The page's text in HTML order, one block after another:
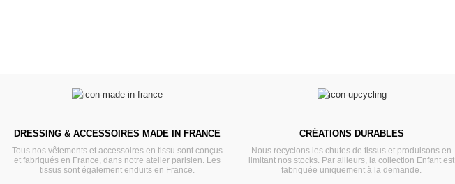
DRESSING & ACCESSOIRES MADE IN FRANCE
Tous nos vêtements et accessoires en tissu sont conçus
et fabriqués en France, dans notre atelier parisien. Les
tissus sont également enduits en France.
CRÉATIONS DURABLES
Nous recyclons les chutes de tissus et produisons en
limitant nos stocks. Par ailleurs, la collection Enfant est
fabriquée uniquement à la demande.